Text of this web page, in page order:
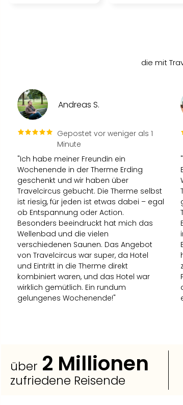
die mit
Andreas S.
Gepostet vor weniger als 1
Minute
"Ich habe meiner Freundin ein
Wochenende in der Therme Erding
geschenkt und wir haben über
Travelcircus gebucht. Die Therme selbst
ist riesig, für jeden ist etwas dabei – egal
ob Entspannung oder Action.
Besonders beeindruckt hat mich das
Wellenbad und die vielen
verschiedenen Saunen. Das Angebot
von Travelcircus war super, da Hotel
und Eintritt in die Therme direkt
kombiniert waren, und das Hotel war
wirklich gemütlich. Ein rundum
gelungenes Wochenende!"
über 2 Millionen
zufriedene Reisende